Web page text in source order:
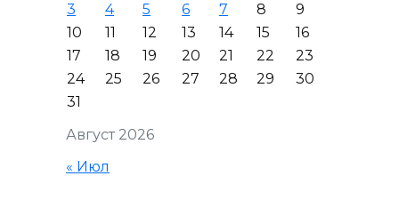
Август 2026
3
4 5 6 7 8
9
10
11 12 13 14 15
16
17
18 19 20 21 22
23
24
25 26 27 28 29
30
31
« Июл